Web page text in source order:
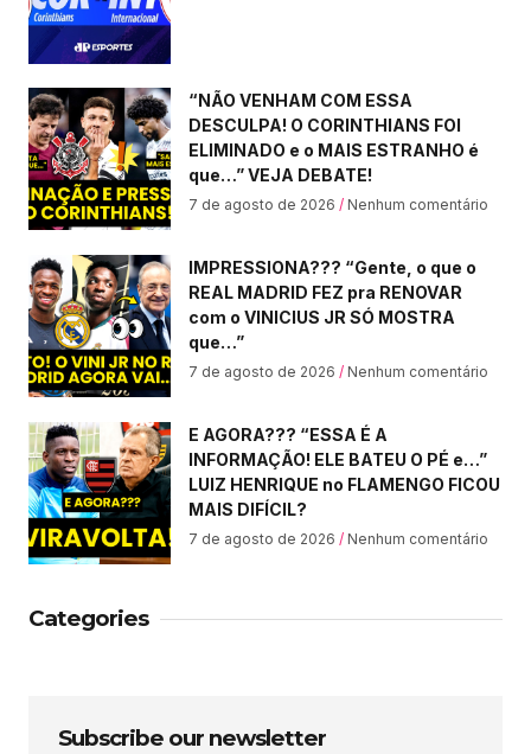
“NÃO VENHAM COM ESSA
DESCULPA! O CORINTHIANS FOI
ELIMINADO e o MAIS ESTRANHO é
que…” VEJA DEBATE!
7 de agosto de 2026 Nenhum comentário
IMPRESSIONA??? “Gente, o que o
REAL MADRID FEZ pra RENOVAR
com o VINICIUS JR SÓ MOSTRA
que…”
7 de agosto de 2026 Nenhum comentário
E AGORA??? “ESSA É A
INFORMAÇÃO! ELE BATEU O PÉ e…”
LUIZ HENRIQUE no FLAMENGO FICOU
MAIS DIFÍCIL?
7 de agosto de 2026 Nenhum comentário
Categories
Subscribe our newsletter